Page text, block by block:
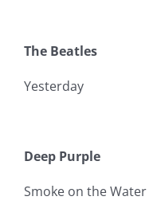
The Beatles
Yesterday
Deep Purple
Smoke on the Water